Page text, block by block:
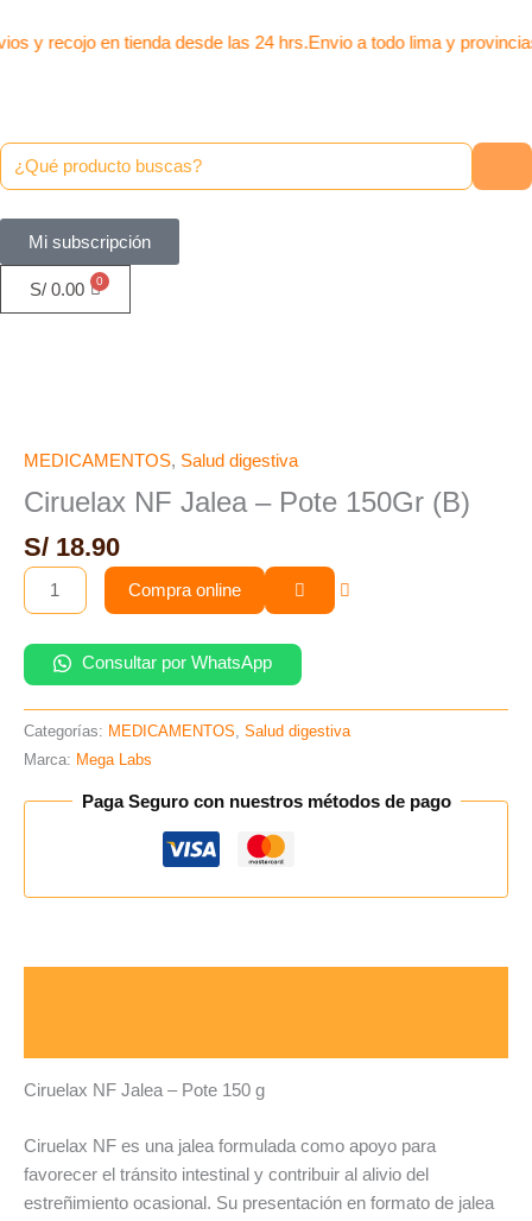
al
y recojo en tienda desde las 24 hrs.Envio a todo lima y
Mi subscripción
S/ 0.00
MEDICAMENTOS, Salud digestiva
Ciruelax NF Jalea – Pote 150Gr (B)
S/ 18.90
Jalea
Pote
150Gr
(B)
cantidad
Compra online
Consultar por WhatsApp
Categorías: MEDICAMENTOS, Salud digestiva
Marca: Mega Labs
Paga Seguro con nuestros métodos de pago
Ciruelax NF Jalea – Pote 150 g
Ciruelax NF es una jalea formulada como apoyo para
favorecer el tránsito intestinal y contribuir al alivio del
estreñimiento ocasional. Su presentación en formato de jalea
150Gr